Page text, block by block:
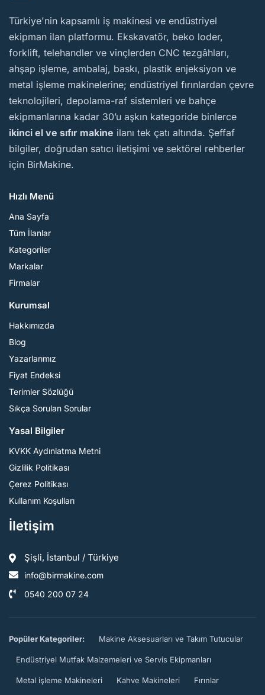
BirMakine
Türkiye'nin kapsamlı iş makinesi ve endüstriyel
ekipman ilan platformu. Ekskavatör, beko loder,
forklift, telehandler ve vinçlerden CNC tezgâhları,
ahşap işleme, ambalaj, baskı, plastik enjeksiyon ve
metal işleme makinelerine; endüstriyel fırınlardan çevre
teknolojileri, depolama-raf sistemleri ve bahçe
ekipmanlarına kadar 30’u aşkın kategoride binlerce
ikinci el ve sıfır makine ilanı tek çatı altında. Şeffaf
bilgiler, doğrudan satıcı iletişimi ve sektörel rehberler
için BirMakine.
Hızlı Menü
Ana Sayfa
Tüm İlanlar
Kategoriler
Markalar
Firmalar
Kurumsal
Hakkımızda
Blog
Yazarlarımız
Fiyat Endeksi
Terimler Sözlüğü
Sıkça Sorulan Sorular
Yasal Bilgiler
KVKK Aydınlatma Metni
Gizlilik Politikası
Çerez Politikası
Kullanım Koşulları
İletişim
Şişli, İstanbul / Türkiye
info@birmakine.com
0540 200 07 24
Popüler Kategoriler: Makine Aksesuarları ve Takım Tutucular
Endüstriyel Mutfak Malzemeleri ve Servis Ekipmanları
Metal işleme Makineleri Kahve Makineleri Fırınlar